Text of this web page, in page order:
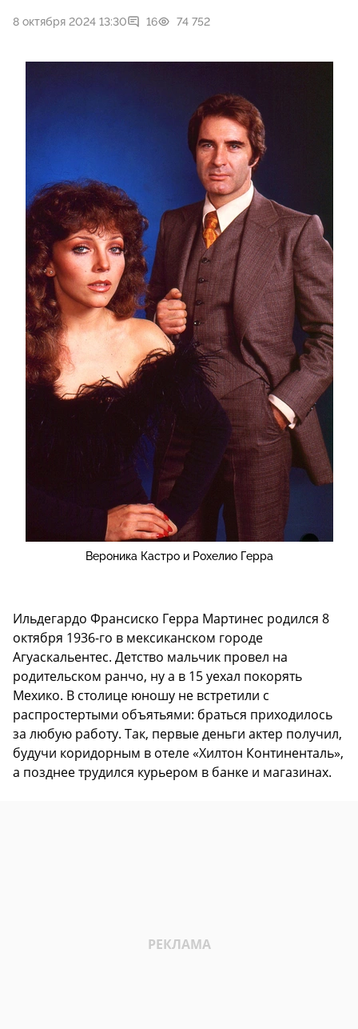
8 октября 2024 13:30 16 74 752
Вероника Кастро и Рохелио Герра
Ильдегардо Франсиско Герра Мартинес родился 8
октября 1936-го в мексиканском городе
Агуаскальентес. Детство мальчик провел на
родительском ранчо, ну а в 15 уехал покорять
Мехико. В столице юношу не встретили с
распростертыми объятьями: браться приходилось
за любую работу. Так, первые деньги актер получил,
будучи коридорным в отеле «Хилтон Континенталь»,
а позднее трудился курьером в банке и магазинах.